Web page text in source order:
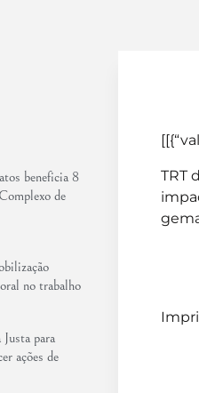
beneficia 8
de
no trabalho
para
ações de
TRT